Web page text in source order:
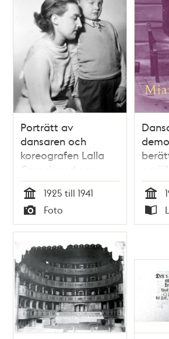
Porträtt av
dansaren och
koreografen Lalla
Cassel med son
Tid
1925 till 1941
Typ
Foto
Mian
Tid
Typ